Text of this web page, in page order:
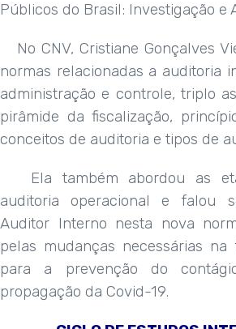
Públicos do Brasil: Investigação e
No CNV, Cristiane Gonçalves
normas relacionadas a auditoria
administração e controle, triplo
pirâmide da fiscalização,
conceitos de auditoria e tipos de
Ela também abordou as
auditoria operacional e falou
Auditor Interno nesta nova
pelas mudanças necessárias
para a prevenção do
propagação da Covid-19.